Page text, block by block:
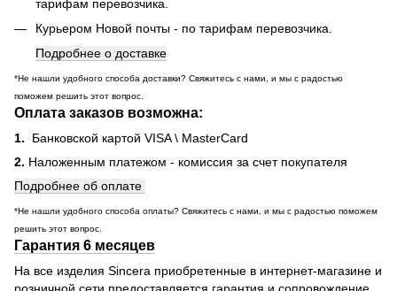
тарифам перевозчика.
Курьером Новой почты - по тарифам перевозчика.
Подробнее о доставке
*Не нашли удобного способа доставки? Свяжитесь с нами, и мы с радостью
поможем решить этот вопрос.
Оплата заказов возможна:
1. Банковской картой VISA \ MasterCard
2. Наложенным платежом - комиссия за счет покупателя
Подробнее об оплате
*Не нашли удобного способа оплаты? Свяжитесь с нами, и мы с радостью поможем
решить этот вопрос.
Гарантия 6 месяцев
На все изделия Sincera приобретенные в интернет-магазине и